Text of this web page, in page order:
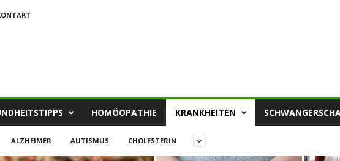
HOMÖOPATHIE KRANKHEITEN
ALZHEIMER AUTISMUS CHOLESTERIN